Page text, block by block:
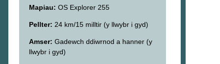
Mapiau: OS Explorer 255
Pellter: 24 km/15 milltir (y llwybr i gyd)
Amser: Gadewch ddiwrnod a hanner (y
llwybr i gyd)